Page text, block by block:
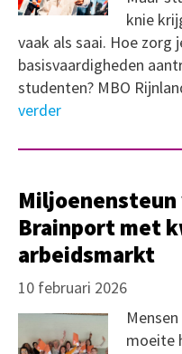
knie
vaak als saai. Hoe zorg
basisvaardigheden
studenten? MBO
verder
Brainport met
arbeidsmarkt
10 februari 2026
moeite